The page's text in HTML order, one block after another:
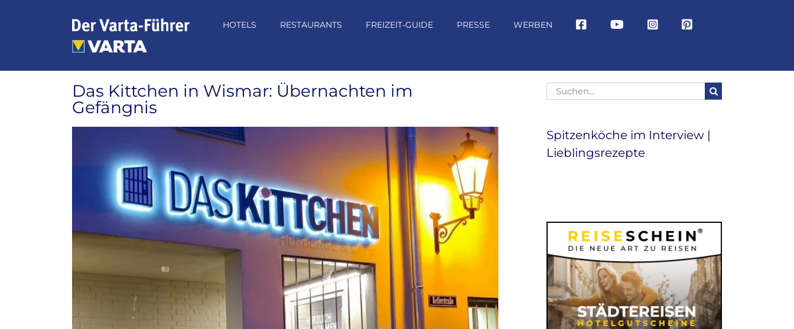
HOTELS RESTAURANTS FREIZEIT-GUIDE PRESSE WERBEN
Das Kittchen in Wismar: Übernachten im
Gefängnis
Suche
nach:
Spitzenköche im Interview |
Lieblingsrezepte